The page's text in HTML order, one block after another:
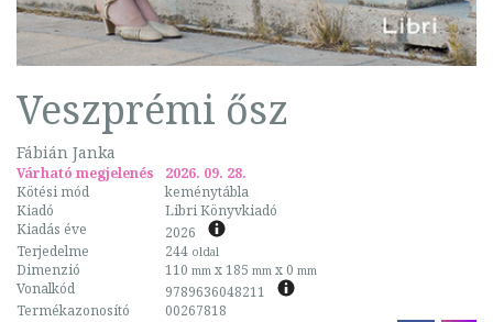
Veszprémi ősz
Fábián Janka
Várható megjelenés
2026. 09. 28.
Kötési mód
keménytábla
Kiadó
Libri Könyvkiadó
Kiadás éve
2026
Terjedelme
244 oldal
Dimenzió 110 mm x 185 mm x 0 mm
Vonalkód
9789636048211
Termékazonosító
00267818